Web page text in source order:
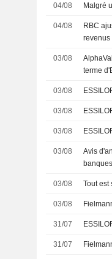
04/08 Malgré
04/08
RBC
revenus
03/08
terme
03/08
03/08
03/08
03/08
Avis
03/08 Tout est
03/08
31/07
31/07